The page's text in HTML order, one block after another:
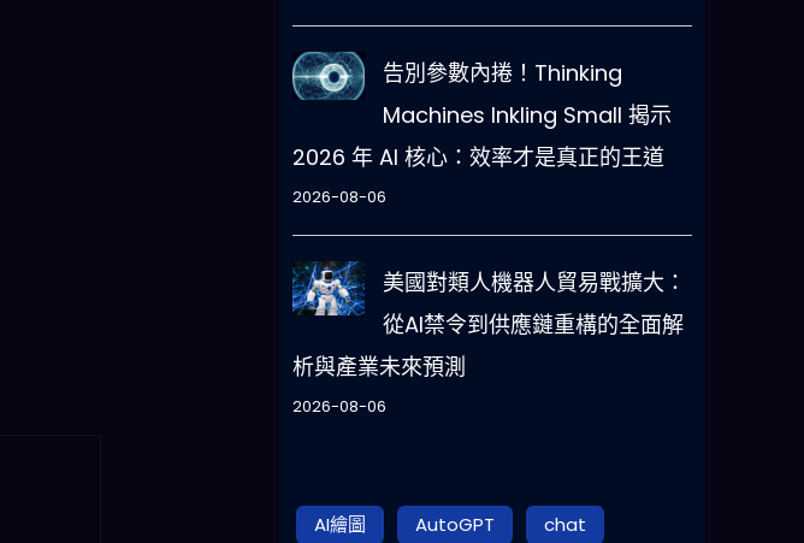
告別參數內捲！Thinking
Machines Inkling Small 揭示
2026 年 AI 核心：效率才是真正的王道
2026-08-06
美國對類人機器人貿易戰擴大：
從AI禁令到供應鏈重構的全面解
析與產業未來預測
2026-08-06
AI繪圖 AutoGPT
chat